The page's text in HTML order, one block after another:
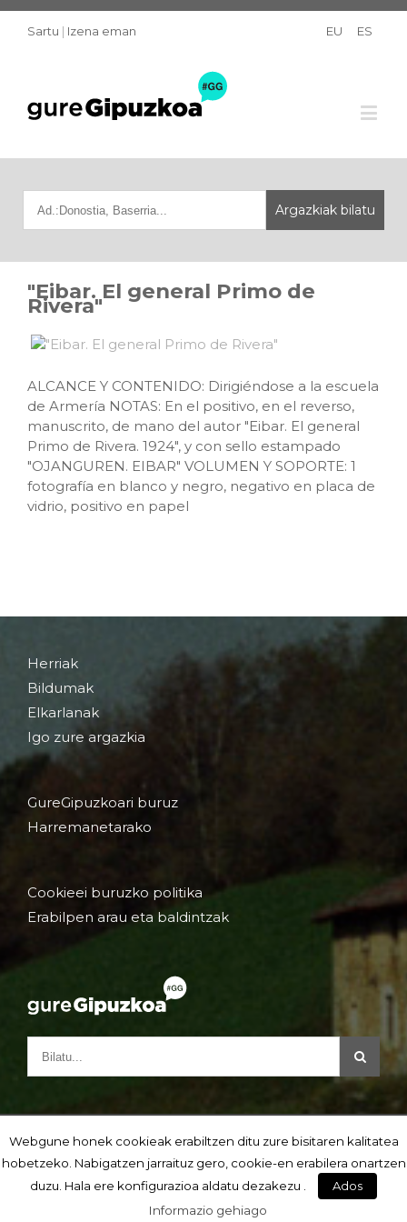
Sartu | Izena eman EU ES
"Eibar. El general Primo de
Rivera"
ALCANCE Y CONTENIDO: Dirigiéndose a la escuela
de Armería NOTAS: En el positivo, en el reverso,
manuscrito, de mano del autor "Eibar. El general
Primo de Rivera. 1924", y con sello estampado
"OJANGUREN. EIBAR" VOLUMEN Y SOPORTE: 1
fotografía en blanco y negro, negativo en placa de
vidrio, positivo en papel
Herriak
Bildumak
Elkarlanak
Igo zure argazkia
GureGipuzkoari buruz
Harremanetarako
Cookieei buruzko politika
Erabilpen arau eta baldintzak
Webgune honek cookieak erabiltzen ditu zure bisitaren kalitatea
hobetzeko. Nabigatzen jarraituz gero, cookie-en erabilera onartzen
duzu. Hala ere konfigurazioa aldatu dezakezu .
Ados
Informazio gehiago